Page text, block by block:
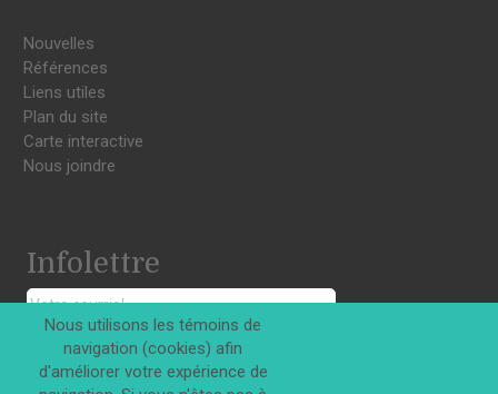
Nouvelles
Références
Liens utiles
Plan du site
Carte interactive
Nous joindre
Infolettre
S'INSCRIRE
Nous utilisons les témoins de
navigation (cookies) afin
d'améliorer votre expérience de